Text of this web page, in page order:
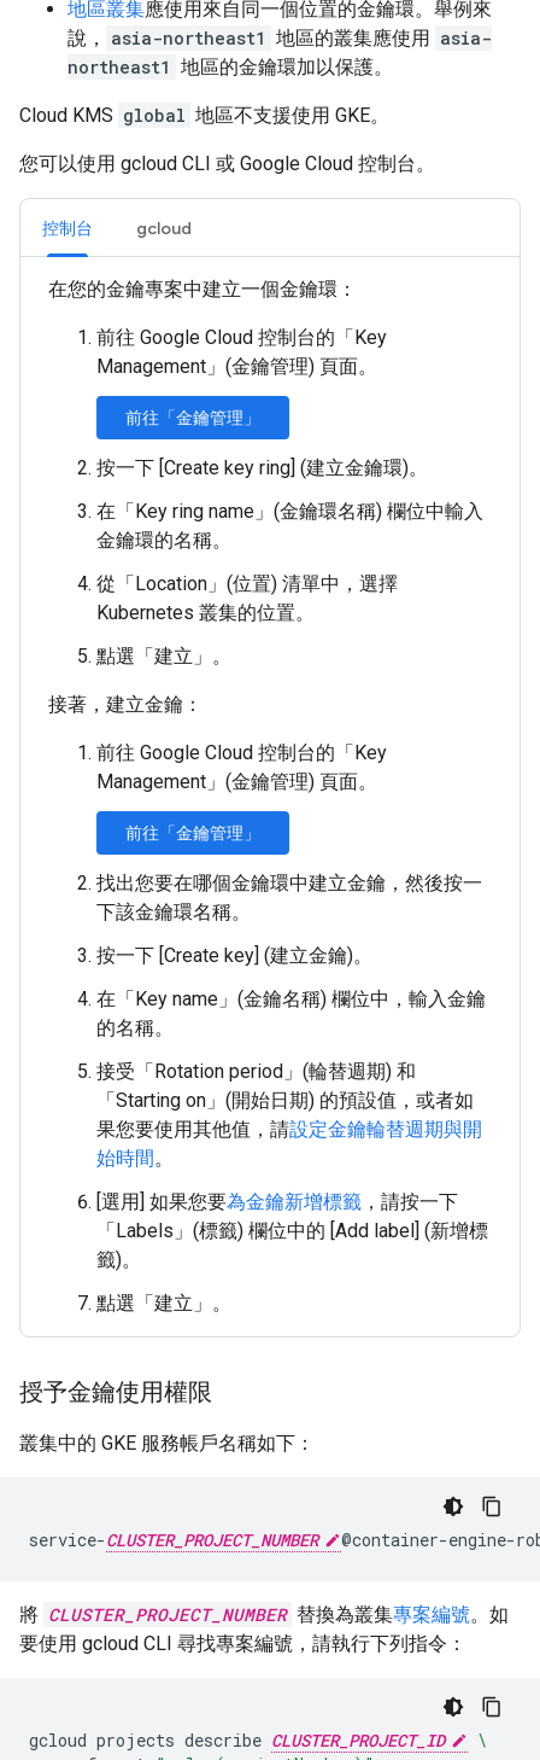
地區叢集應使用來自同一個位置的金鑰環。舉例來
說，
asia-northeast1 地區的叢集應使用 asia-
northeast1 地區的金鑰環加以保護。
Cloud KMS global 地區不支援使用 GKE。
您可以使用 gcloud CLI 或 Google Cloud 控制台。
控制台 gcloud
在您的金鑰專案中建立一個金鑰環：
前往 Google Cloud 控制台的「Key
Management」(金鑰管理) 頁面。
前往「金鑰管理」
按一下 [Create key ring] (建立金鑰環)。
在「Key ring name」(金鑰環名稱) 欄位中輸入
金鑰環的名稱。
從「Location」(位置) 清單中，選擇
Kubernetes 叢集的位置。
點選「建立」 。
接著，建立金鑰：
前往 Google Cloud 控制台的「Key
Management」(金鑰管理) 頁面。
前往「金鑰管理」
找出您要在哪個金鑰環中建立金鑰，然後按一
下該金鑰環名稱。
按一下 [Create key] (建立金鑰)。
在「Key name」 (金鑰名稱) 欄位中，輸入金鑰
的名稱。
接受「Rotation period」(輪替週期) 和
「Starting on」(開始日期) 的預設值，或者如
果您要使用其他值，請設定金鑰輪替週期與開
始時間。
[選用] 如果您要為金鑰新增標籤 ，請按一下
「Labels」(標籤) 欄位中的 [Add label] (新增標
籤)。
點選「建立」 。
授予金鑰使用權限
叢集中的 GKE 服務帳戶名稱如下：
service-CLUSTER_PROJECT_NUMBER
將 CLUSTER_PROJECT_NUMBER 替換為叢集專案編號。如
要使用 gcloud CLI 尋找專案編號，請執行下列指令：
gcloud projects describe CLUSTER_PROJECT_ID
\